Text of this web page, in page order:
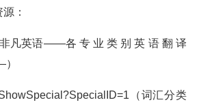
：
凡英语——各 专 业 类 别 英 语 翻 译
（词汇分类